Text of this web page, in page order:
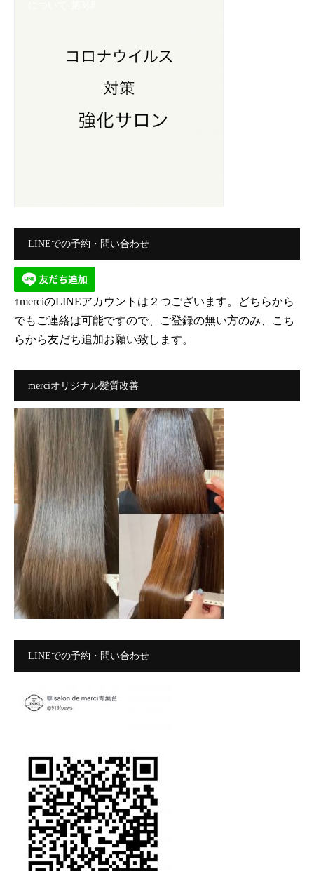
LINEでの予約・問い合わせ
↑merciのLINEアカウントは２つございます。どちらから
でもご連絡は可能ですので、ご登録の無い方のみ、こち
らから友だち追加お願い致します。
merciオリジナル髪質改善
LINEでの予約・問い合わせ